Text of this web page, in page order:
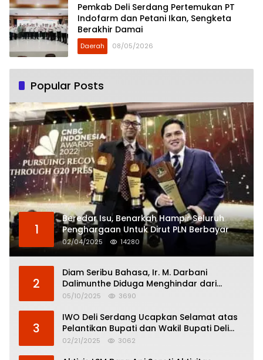
Pemkab Deli Serdang Pertemukan PT
Indofarm dan Petani Ikan, Sengketa
Berakhir Damai
Daerah 08/05/2026
Popular Posts
1
Beredar Isu, Benarkah Hampir Seluruh
Penghargaan Untuk Dirut PLN Berbayar
02/04/2025 14280
2
Diam Seribu Bahasa, Ir. M. Darbani
Dalimunthe Diduga Menghindar dari
Pertanggungjawaban Politik
05/10/2025 3690
3
IWO Deli Serdang Ucapkan Selamat atas
Pelantikan Bupati dan Wakil Bupati Deli
Serdang
02/21/2025 3062